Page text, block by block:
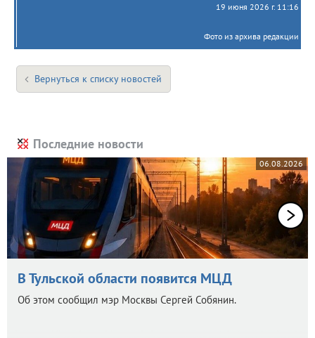
19 июня 2026 г. 11:16
Фото из архива редакции
Вернуться к списку новостей
Последние новости
06.08.2026
В Тульской области появится МЦД
Об этом сообщил мэр Москвы Сергей Собянин.